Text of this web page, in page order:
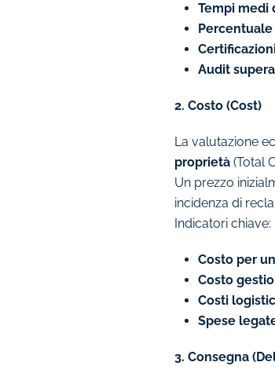
Tempi medi
Audit
2. Costo (Cost)
La valutazione
proprietà (Total
Un prezzo
incidenza di
Indicatori chiave:
Costo per
Costo
Costi
Spese
3. Consegna